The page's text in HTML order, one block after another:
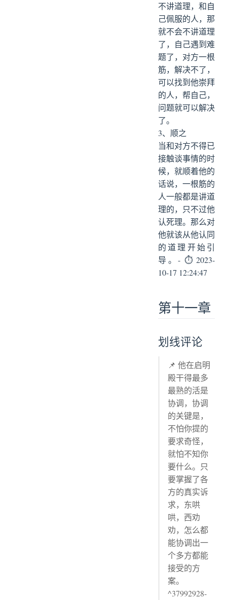
不讲道理，和自
己佩服的人，那
就不会不讲道理
了，自己遇到难
题了，对方一根
筋，解决不了，
可以找到他崇拜
的人，帮自己，
问题就可以解决
了。
3、顺之
当和对方不得已
接触谈事情的时
候，就顺着他的
话说，一根筋的
人一般都是讲道
理的，只不过他
认死理。那么对
他就该从他认同
的道理开始引
导。- ⏱ 2023-
10-17 12:24:47
第十一章
划线评论
📌 他在启明
殿干得最多
最熟的活是
协调，协调
的关键是，
不怕你提的
要求奇怪，
就怕不知你
要什么。只
要掌握了各
方的真实诉
求，东哄
哄，西劝
劝，怎么都
能协调出一
个多方都能
接受的方
案。
^37992928-